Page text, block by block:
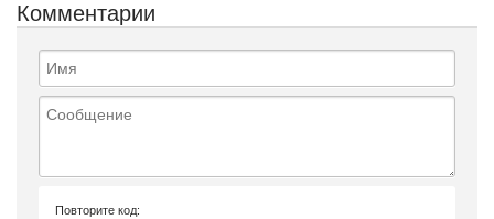
Комментарии
Повторите код: